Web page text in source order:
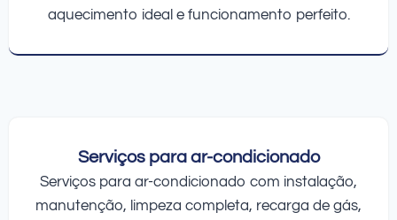
aquecimento ideal e funcionamento perfeito.
Serviços para ar-condicionado
Serviços para ar-condicionado com instalação,
manutenção, limpeza completa, recarga de gás,